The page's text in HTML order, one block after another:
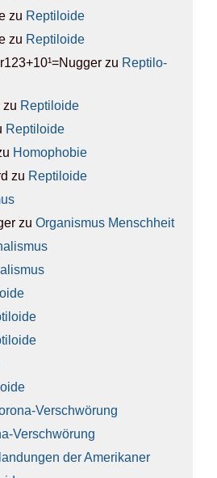
zu Rep­ti­lo­ide
zu Rep­ti­lo­ide
zu Rep­ti­lo­
zu Rep­ti­lo­ide
Rep­ti­lo­ide
Homo­pho­bie
zu Rep­ti­lo­ide
zu Orga­nis­mus Mensch­heit
Ver­schwö­rung
Ver­schwö­rung
der Ame­ri­ka­ner